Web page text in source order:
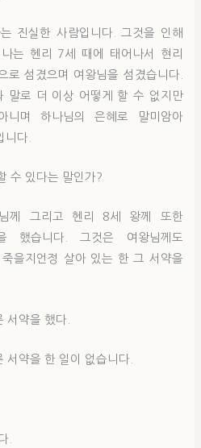
진실한 사람입니다. 그것을 인해
는 헨리 7세 때에 태어나서 현리
로 섬겼으며 여왕님을 섬겼습니다.
말로 더 이상 어떻게 할 수 없지만
니며 하나님의 은혜로 말미암아
니다.
수 있다는 말인가?
께 그리고 헨리 8세 왕께 또한
했습니다. 그것은 여왕님께도
을지언정 살아 있는 한 그 서약을
서약을 했다.
서약을 한 일이 없습니다.
.